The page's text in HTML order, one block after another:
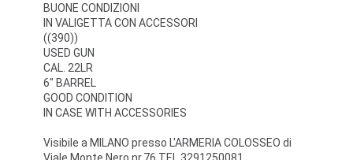
BUONE CONDIZIONI
IN VALIGETTA CON ACCESSORI
((390))
USED ​​GUN
CAL. 22LR
6" BARREL
GOOD CONDITION
IN CASE WITH ACCESSORIES
Visibile a MILANO presso L'ARMERIA COLOSSEO di